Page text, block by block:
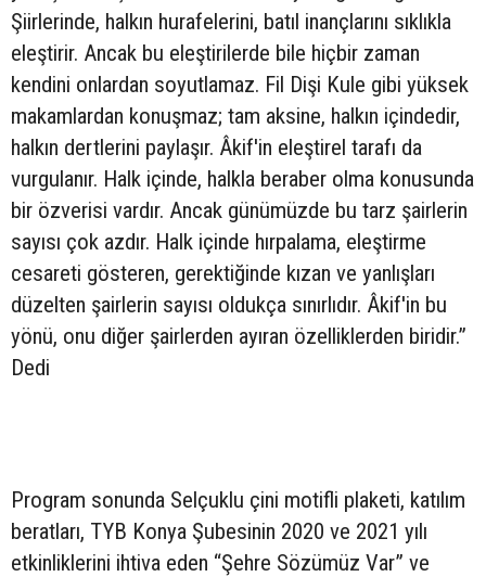
Şiirlerinde, halkın hurafelerini, batıl inançlarını sıklıkla
eleştirir. Ancak bu eleştirilerde bile hiçbir zaman
kendini onlardan soyutlamaz. Fil Dişi Kule gibi yüksek
makamlardan konuşmaz; tam aksine, halkın içindedir,
halkın dertlerini paylaşır. Âkif'in eleştirel tarafı da
vurgulanır. Halk içinde, halkla beraber olma konusunda
bir özverisi vardır. Ancak günümüzde bu tarz şairlerin
sayısı çok azdır. Halk içinde hırpalama, eleştirme
cesareti gösteren, gerektiğinde kızan ve yanlışları
düzelten şairlerin sayısı oldukça sınırlıdır. Âkif'in bu
yönü, onu diğer şairlerden ayıran özelliklerden biridir.”
Dedi
Program sonunda Selçuklu çini motifli plaketi, katılım
beratları, TYB Konya Şubesinin 2020 ve 2021 yılı
etkinliklerini ihtiva eden “Şehre Sözümüz Var” ve